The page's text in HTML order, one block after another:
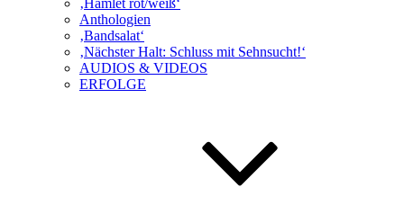
‚Hamlet rot/weiß‘
Anthologien
‚Bandsalat‘
‚Nächster Halt: Schluss mit Sehnsucht!‘
AUDIOS & VIDEOS
ERFOLGE